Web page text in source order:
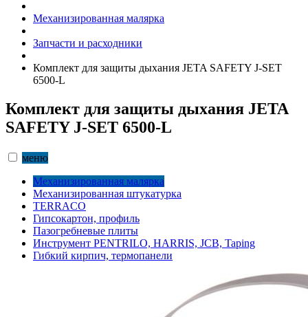
Механизированная малярка
Запчасти и расходники
Комплект для защиты дыхания JETA SAFETY J-SET
6500-L
Комплект для защиты дыхания JETA
SAFETY J-SET 6500-L
меню
Механизированная малярка
Механизированная штукатурка
TERRACO
Гипсокартон, профиль
Пазогребневые плиты
Инструмент PENTRILO, HARRIS, JCB, Taping
Гибкий кирпич, термопанели